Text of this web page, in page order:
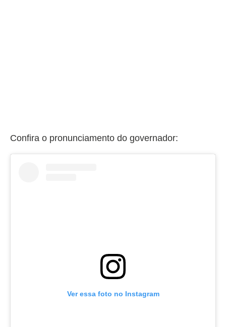
Confira o pronunciamento do governador:
Ver essa foto no Instagram